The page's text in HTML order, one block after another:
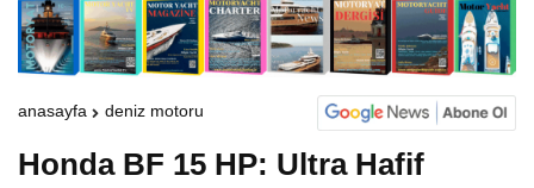
anasayfa deniz motoru
Honda BF 15 HP: Ultra Hafif